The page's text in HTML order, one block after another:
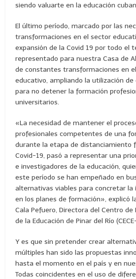
siendo valuarte en la educación
El último período, marcado por las
transformaciones en el sector
expansión de la Covid 19 por todo el
representado para nuestra Casa de
de constantes transformaciones en
educativo, ampliando la utilización de
para no detener la formación
universitarios.
«La necesidad de mantener el
profesionales competentes de una
durante la etapa de distanciamiento
Covid-19, pasó a representar una
e investigadores de la educación,
este período se han empeñado en
alternativas viables para concretar
en los planes de formación», explicó
Cala Pefuero, Directora del Centro de
de la Educación de Pinar del Río
Y es que sin pretender crear
múltiples han sido las propuestas
hasta el momento en el país y en
Todas coincidentes en el uso de